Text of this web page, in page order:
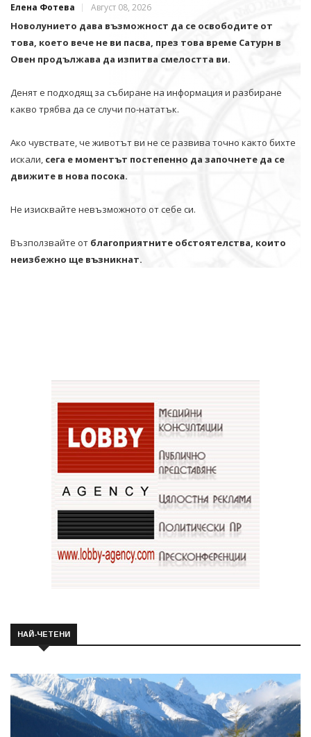
Елена Фотева Август 08, 2026
Новолунието дава възможност да се освободите от
това, което вече не ви пасва, през това време Сатурн в
Овен продължава да изпитва смелостта ви.
Денят е подходящ за събиране на информация и разбиране
какво трябва да се случи по-нататък.
Ако чувствате, че животът ви не се развива точно както бихте
искали, сега е моментът постепенно да започнете да се
движите в нова посока.
Не изисквайте невъзможното от себе си.
Възползвайте от благоприятните обстоятелства, които
неизбежно ще възникнат.
НАЙ-ЧЕТЕНИ